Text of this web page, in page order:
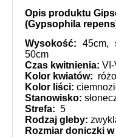
Opis produktu
(Gypsophila
Wysokość: 45cm,
50cm
Czas kwitnienia: VI-
Kolor kwiatów:
Kolor liści:
Stanowisko:
Strefa: 5
Rodzaj gleby:
Rozmiar doniczki